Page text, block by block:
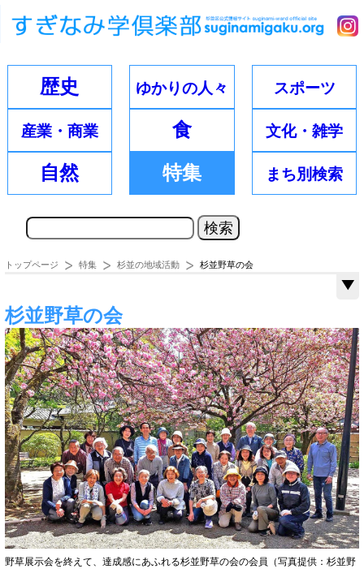
歴史 ゆかりの人々 スポーツ
産業・ 商業 食 文化・雑学
自然 特集 まち別検索
トップページ 特集 杉並の地域活動 杉並野草の会
杉並野草の会
野草展示会を終えて、達成感にあふれる杉並野草の会の会員（写真提供：杉並野